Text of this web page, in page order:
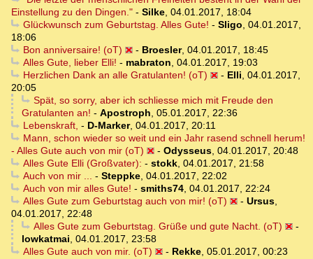
Einstellung zu den Dingen." - Silke, 04.01.2017, 18:04
Glückwunsch zum Geburtstag. Alles Gute! - Sligo, 04.01.2017,
18:06
Bon anniversaire! (oT)
- Broesler, 04.01.2017, 18:45
Alles Gute, lieber Elli! - mabraton, 04.01.2017, 19:03
Herzlichen Dank an alle Gratulanten! (oT)
- Elli, 04.01.2017,
20:05
Spät, so sorry, aber ich schliesse mich mit Freude den
Gratulanten an! - Apostroph, 05.01.2017, 22:36
Lebenskraft, - D-Marker, 04.01.2017, 20:11
Mann, schon wieder so weit und ein Jahr rasend schnell herum!
- Alles Gute auch von mir (oT)
- Odysseus, 04.01.2017, 20:48
Alles Gute Elli (Großvater): - stokk, 04.01.2017, 21:58
Auch von mir ... - Steppke, 04.01.2017, 22:02
Auch von mir alles Gute! - smiths74, 04.01.2017, 22:24
Alles Gute zum Geburtstag auch von mir! (oT)
- Ursus,
04.01.2017, 22:48
Alles Gute zum Geburtstag. Grüße und gute Nacht. (oT)
-
lowkatmai, 04.01.2017, 23:58
Alles Gute auch von mir. (oT)
- Rekke, 05.01.2017, 00:23